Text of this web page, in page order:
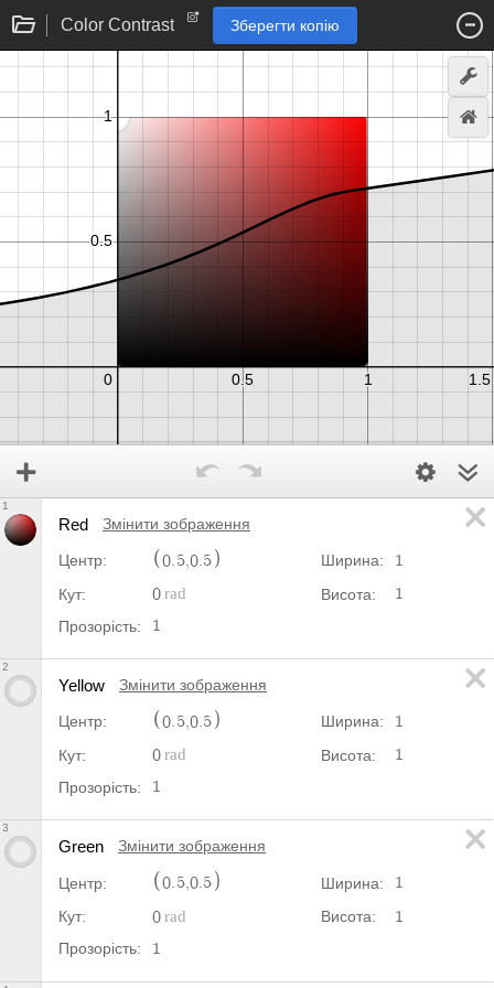
Color Contrast Зберегти копію
Red Змінити зображення
Центр: 0 5, 0 5 Ширина:
1
Кут:
0 Висота:
1
Прозорість:
1
1
Yellow Змінити зображення
Центр: 0 5, 0 5 Ширина:
1
Кут:
0 Висота:
1
Прозорість:
1
2
Green Змінити зображення
Центр: 0 5, 0 5 Ширина:
1
Кут:
0 Висота:
1
Прозорість:
1
3